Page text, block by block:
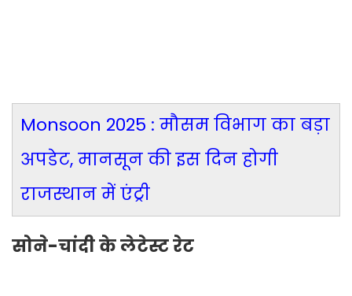
Monsoon 2025 : मौसम विभाग का बड़ा
अपडेट, मानसून की इस दिन होगी
राजस्थान में एंट्री
सोने-चांदी के लेटेस्ट रेट